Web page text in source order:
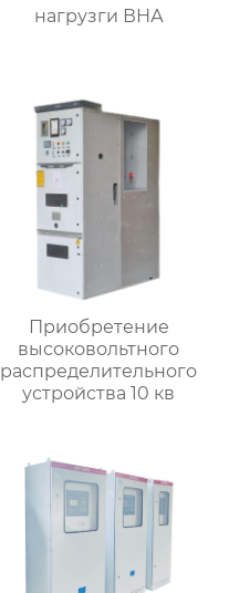
нагрузги ВНА
Приобретение
высоковольтного
распределительного
устройства 10 кв